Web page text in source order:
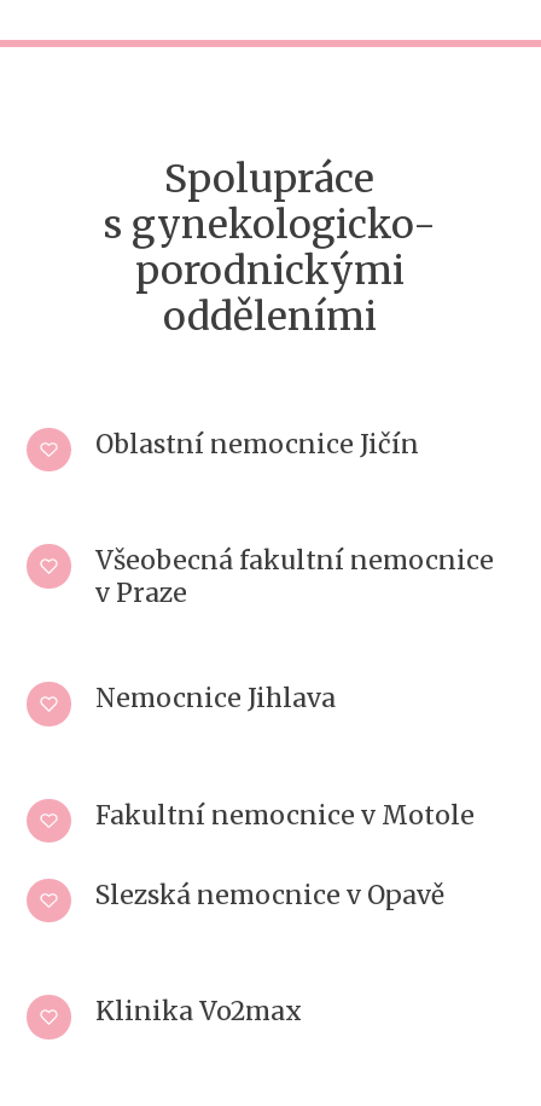
Spolupráce
s gynekologicko-
porodnickými
odděleními
Oblastní nemocnice Jičín
Všeobecná fakultní nemocnice
v Praze
Nemocnice Jihlava
Fakultní nemocnice v Motole
Slezská nemocnice v Opavě
Klinika Vo2max